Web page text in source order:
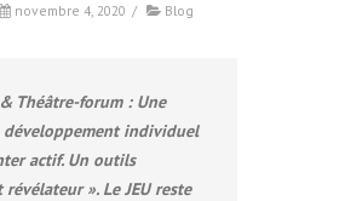
novembre 4, 2020 / Blog
& Théâtre-forum : Une
développement individuel
actif. Un outils
». Le JEU reste